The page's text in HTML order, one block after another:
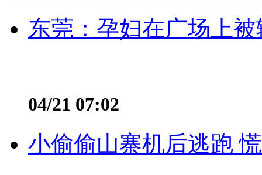
东莞：孕妇在广场上
04/21 07:02
小偷偷山寨机后逃跑